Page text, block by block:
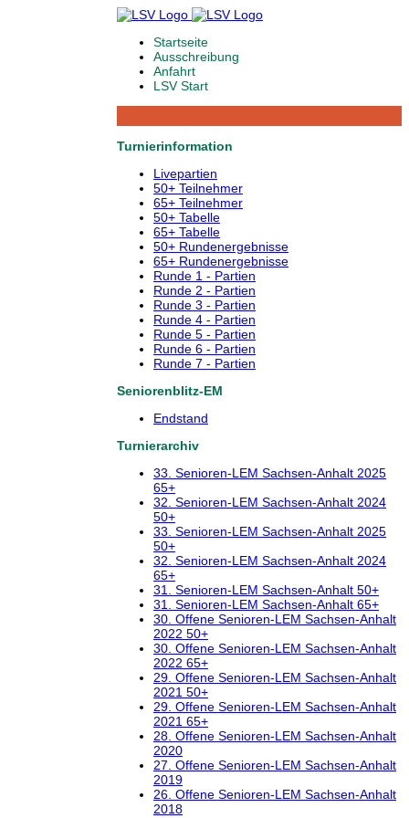
Startseite
Ausschreibung
Anfahrt
LSV Start
Turnierinformation
Livepartien
50+ Teilnehmer
65+ Teilnehmer
50+ Tabelle
65+ Tabelle
50+ Rundenergebnisse
65+ Rundenergebnisse
Runde 1 - Partien
Runde 2 - Partien
Runde 3 - Partien
Runde 4 - Partien
Runde 5 - Partien
Runde 6 - Partien
Runde 7 - Partien
Seniorenblitz-EM
Endstand
Turnierarchiv
33. Senioren-LEM Sachsen-Anhalt 2025
65+
32. Senioren-LEM Sachsen-Anhalt 2024
50+
33. Senioren-LEM Sachsen-Anhalt 2025
50+
32. Senioren-LEM Sachsen-Anhalt 2024
65+
31. Senioren-LEM Sachsen-Anhalt 50+
31. Senioren-LEM Sachsen-Anhalt 65+
30. Offene Senioren-LEM Sachsen-Anhalt
2022 50+
30. Offene Senioren-LEM Sachsen-Anhalt
2022 65+
29. Offene Senioren-LEM Sachsen-Anhalt
2021 50+
29. Offene Senioren-LEM Sachsen-Anhalt
2021 65+
28. Offene Senioren-LEM Sachsen-Anhalt
2020
27. Offene Senioren-LEM Sachsen-Anhalt
2019
26. Offene Senioren-LEM Sachsen-Anhalt
2018